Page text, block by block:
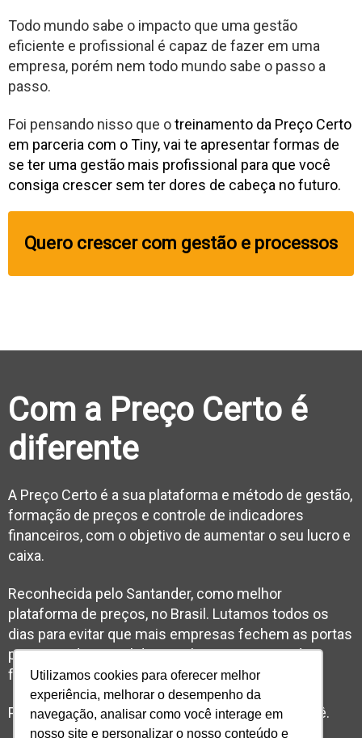
Utilizamos cookies para oferecer melhor
experiência, melhorar o desempenho da
navegação, analisar como você interage em
nosso site e personalizar o nosso conteúdo e
Todo mundo sabe o impacto que uma gestão
eficiente e profissional é capaz de fazer em uma
empresa, porém nem todo mundo sabe o passo a
passo.
Foi pensando nisso que otreinamento da Preço Certo
em parceria com o Tiny, vai te apresentar formas de
se ter uma gestão mais profissional para que você
consiga crescer sem ter dores de cabeça no futuro.
Quero crescer com gestão e processos
Com a Preço Certo é
diferente
A Preço Certo é a sua plataforma e método de gestão,
formação de preços e controle de indicadores
financeiros, com o objetivo de aumentar o seu lucro e
caixa.
Reconhecida pelo Santander, como melhor
plataforma de preços, no Brasil. Lutamos todos os
dias para evitar que mais empresas fechem as portas
por conta de capital de giro alto e processos de
formação de preços falhos.
Precificar é um desafio, nós facilitamos para você.